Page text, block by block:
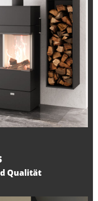
Qualität